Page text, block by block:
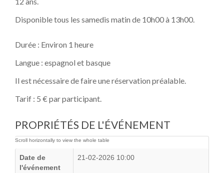
Disponible tous les samedis matin de 10h00 à 13h00.
Durée : Environ 1 heure
Langue : espagnol et basque
Il est nécessaire de faire une réservation préalable.
Tarif : 5 € par participant.
PROPRIÉTÉS DE L'ÉVÉNEMENT
Date de
l'événement
21-02-2026 10:00